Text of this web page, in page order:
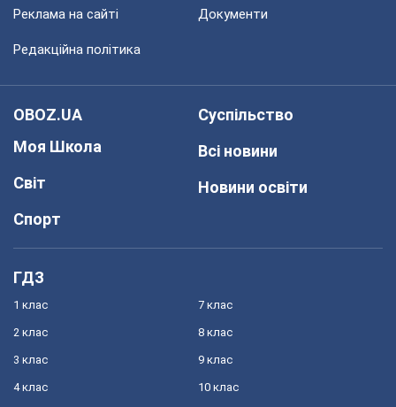
Реклама на сайті Документи
Редакційна політика
OBOZ.UA
Моя Школа
Світ
Спорт
Суспільство
Всі новини
Новини освіти
ГДЗ
1 клас
2 клас
3 клас
4 клас
7 клас
8 клас
9 клас
10 клас